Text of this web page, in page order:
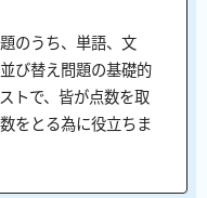
のうち、単語、文
び替え問題の基礎的
トで、皆が点数を取
をとる為に役立ちま